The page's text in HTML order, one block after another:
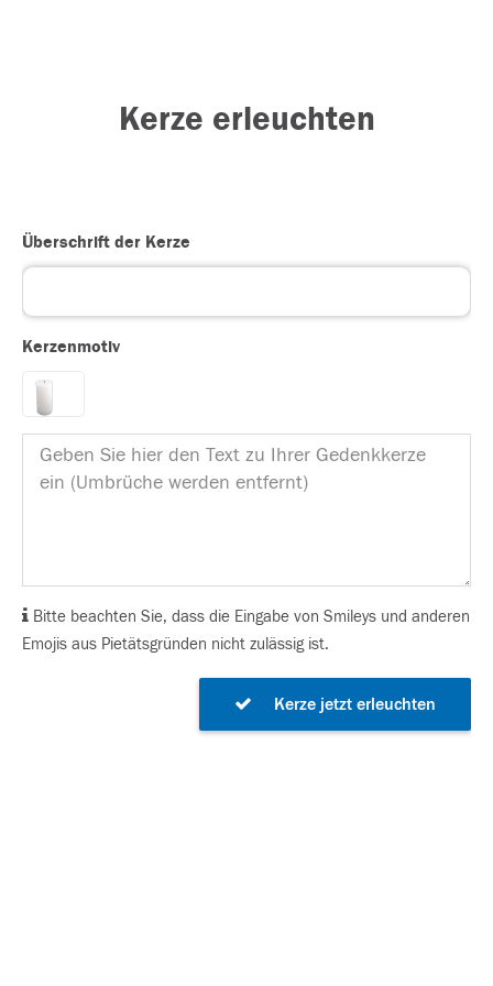
Kerze erleuchten
Überschrift der Kerze
Kerzenmotiv
Bitte beachten Sie, dass die Eingabe von Smileys und anderen
Emojis aus Pietätsgründen nicht zulässig ist.
Kerze jetzt erleuchten